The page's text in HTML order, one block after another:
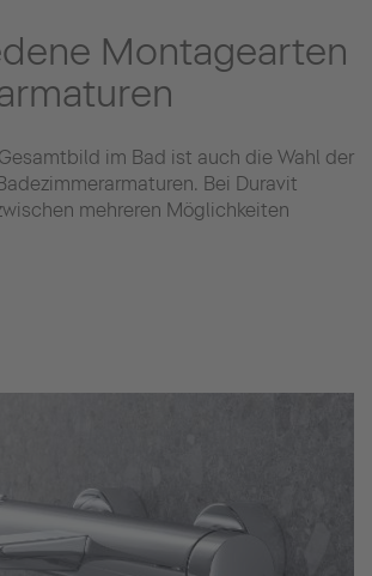
Montagearten
im Bad ist auch die Wahl der
Bei Duravit
mehreren Möglichkeiten